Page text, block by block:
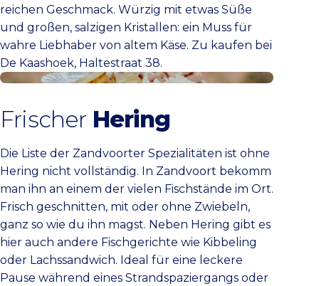
reichen Geschmack. Würzig mit etwas Süße
und großen, salzigen Kristallen: ein Muss für
wahre Liebhaber von altem Käse. Zu kaufen bei
De Kaashoek, Haltestraat 38.
Fisch in Zandvoort
Frischer Hering
Die Liste der Zandvoorter Spezialitäten ist ohne
Hering nicht vollständig. In Zandvoort bekomm
man ihn an einem der vielen Fischstände im Ort.
Frisch geschnitten, mit oder ohne Zwiebeln,
ganz so wie du ihn magst. Neben Hering gibt es
hier auch andere Fischgerichte wie Kibbeling
oder Lachssandwich. Ideal für eine leckere
Pause während eines Strandspaziergangs oder